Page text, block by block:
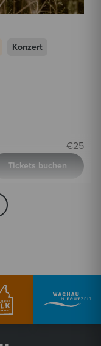
Konzert
Tickets buchen
€25